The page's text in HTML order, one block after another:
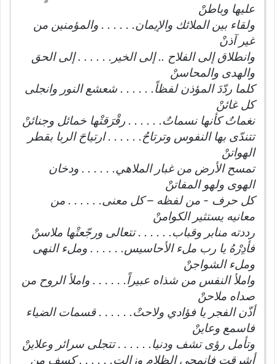
عليها وباطنْ
ولقاء بين الملائك والإيمان. . . . . . والمؤمنين من
غير آذنْ
وانطلاق إلى الفلاح .. إلى الخير. . . . . . إلى الحق
والهدى والمحاسنْ
كلما ردّدَ المؤذن لفظاً. . . . . . شعشع النور وانجلى
كل غائنْ
نغماتٌ كأنها نسماتٌ. . . . . . رقْرَقتْها خمائل وجنائنْ
تتندّى بها النفوس وترتاحُ. . . . . . ارتياحَ الربا بقطر
الهواتنْ
تمسح الأرض من غبار الملاهي. . . . . . ودخان
الهوى ولهو المفاتنْ
كل حرف - من لفظه – كل معنى. . . . . . من
معانيه يستثير الكوامنْ
رددته منابر وقباب. . . . . . تتعالى ورجّعتْها ملاسنْ
فأدِرْهُ يا رب ملء الأحاسيس. . . . . . وملء النهى
وملء الشواجنْ
واملأ النفس من شذاه عبيراً. . . . . . واملأ الروح من
صداه ملاحنْ
أذّن الفجر يا فؤادي ولاحتْ. . . . . . قسمات الضياء
فاسمع وعاينْ
وتأمل رؤى تشف ودنيا. . . . . . تتجلى سرائر وعلاينْ
أشرقت فانمحى الظلام وزالت. . . . . . كسف من